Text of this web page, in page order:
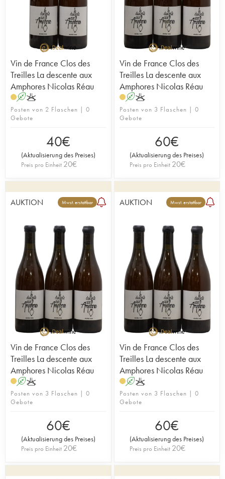
Vin de France Clos des
Treilles La descente aux
Amphores Nicolas Réau
AK
Posten von 2 Flaschen | 0
Gebote
40€
(Aktualisierung des Preises)
Preis pro Einheit 20€
Vin de France Clos des
Treilles La descente aux
Amphores Nicolas Réau
AK
Posten von 3 Flaschen | 0
Gebote
60€
(Aktualisierung des Preises)
Preis pro Einheit 20€
AUKTION Mwst. erstattbar
Vin de France Clos des
Treilles La descente aux
Amphores Nicolas Réau
AK
Posten von 3 Flaschen | 0
Gebote
60€
(Aktualisierung des Preises)
Preis pro Einheit 20€
AUKTION Mwst. erstattbar
Vin de France Clos des
Treilles La descente aux
Amphores Nicolas Réau
AK
Posten von 3 Flaschen | 0
Gebote
60€
(Aktualisierung des Preises)
Preis pro Einheit 20€